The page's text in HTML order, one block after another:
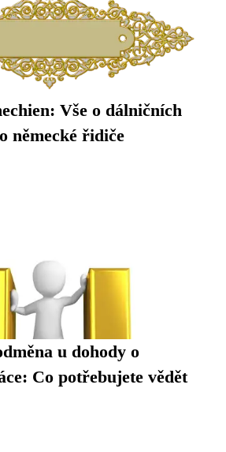
Vše o dálničních
německé řidiče
u dohody o
Co potřebujete vědět